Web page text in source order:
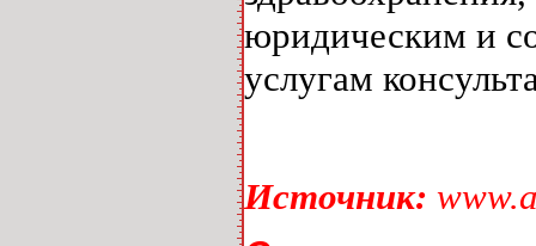
юридическим и
услугам
Источник: